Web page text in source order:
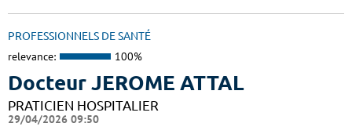
PROFESSIONNELS DE SANTÉ
relevance: 100%
Docteur JEROME ATTAL
PRATICIEN HOSPITALIER
29/04/2026 09:50